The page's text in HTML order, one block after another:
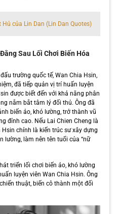
Hủ của Lin Dan (Lin Dan Quotes)
Sau Lối Chơi Biến Hóa
trường quốc tế, Wan Chia Hsin,
đã tiếp quản vị trí huấn luyện
được biết đến với khả năng phân
nắm bắt tâm lý đối thủ. Ông đã
biến ảo, khó lường, trở thành vũ
đỉnh cao. Nếu Lai Chien Cheng là
chính là kiến trúc sư xây dựng
lường, làm nên tên tuổi của “nữ
triển lối chơi biến ảo, khó lường
luyện viên Wan Chia Hsin. Ông
thuật, biến cô thành một đối